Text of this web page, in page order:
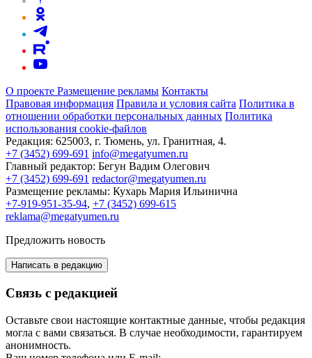
О проекте Размещение рекламы Контакты
Правовая информация Правила и условия сайта Политика в
отношении обработки персональных данных Политика
использования cookie-файлов
Редакция: 625003, г. Тюмень, ул. Гранитная, 4.
+7 (3452) 699-691 info@megatyumen.ru
Главный редактор: Бегун Вадим Олегович
+7 (3452) 699-691 redactor@megatyumen.ru
Размещение рекламы: Кухарь Мария Ильинична
+7-919-951-35-94, +7 (3452) 699-615
reklama@megatyumen.ru
Предложить новость
Написать в редакцию
Связь с редакцией
Оставьте свои настоящие контактные данные, чтобы редакция
могла с вами связаться. В случае необходимости, гарантируем
анонимность.